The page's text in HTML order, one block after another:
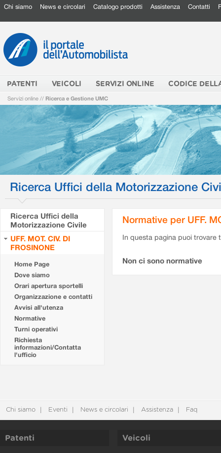
Chi siamo News e circolari Catalogo prodotti Assistenza Contatti
PATENTI VEICOLI SERVIZI ONLINE CODICE
Servizi online // Ricerca e Gestione UMC
Ricerca Uffici della Motorizzazione
Ricerca Uffici della
Motorizzazione Civile
UFF. MOT. CIV. DI
FROSINONE
Home Page
Dove siamo
Orari apertura sportelli
Organizzazione e contatti
Avvisi all'utenza
Normative
Turni operativi
Richiesta
informazioni/Contatta
l'ufficio
Normative per UFF.
In questa pagina puoi
Non ci sono normative
Chi siamo Eventi News e circolari Assistenza Faq
Patenti Veicoli